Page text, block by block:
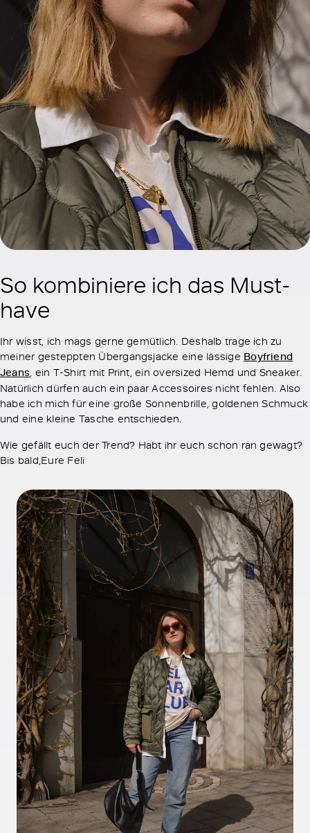
So kombiniere ich das Must-
have
Ihr wisst, ich mags gerne gemütlich. Deshalb trage ich zu
meiner gesteppten Übergangsjacke eine lässige Boyfriend
Jeans, ein T-Shirt mit Print, ein oversized Hemd und Sneaker.
Natürlich dürfen auch ein paar Accessoires nicht fehlen. Also
habe ich mich für eine große Sonnenbrille, goldenen Schmuck
und eine kleine Tasche entschieden.
Wie gefällt euch der Trend? Habt ihr euch schon ran gewagt?
Bis bald,Eure Feli